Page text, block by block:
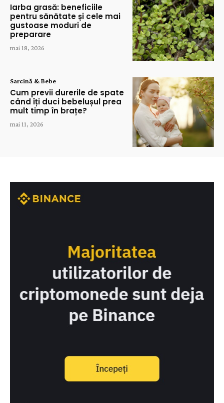
Iarba grasă: beneficiile
pentru sănătate și cele mai
gustoase moduri de
preparare
mai 18, 2026
Sarcină & Bebe
Cum previi durerile de spate
când îți duci bebelușul prea
mult timp în brațe?
mai 11, 2026